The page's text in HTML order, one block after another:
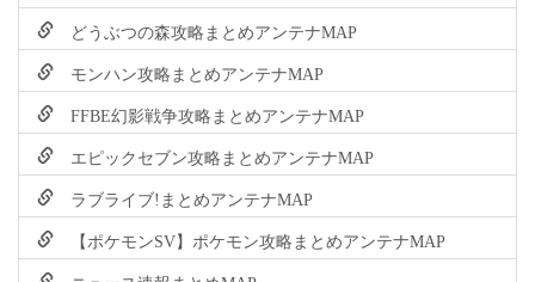
どうぶつの森攻略まとめアンテナMAP
モンハン攻略まとめアンテナMAP
FFBE幻影戦争攻略まとめアンテナMAP
エピックセブン攻略まとめアンテナMAP
ラブライブ!まとめアンテナMAP
【ポケモンSV】ポケモン攻略まとめアンテナMAP